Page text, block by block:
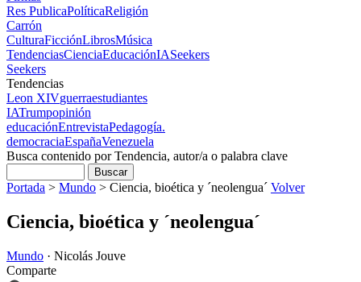
Res PublicaPolíticaReligión
Carrón
CulturaFicciónLibrosMúsica
TendenciasCienciaEducaciónIASeekers
Seekers
Tendencias
Leon XIVguerraestudiantes
IATrumpopinión
educaciónEntrevistaPedagogía.
democraciaEspañaVenezuela
Busca contenido por Tendencia, autor/a o palabra clave
Portada > Mundo > Ciencia, bioética y ´neolengua´ Volver
Ciencia, bioética y ´neolengua´
Mundo · Nicolás Jouve
Comparte